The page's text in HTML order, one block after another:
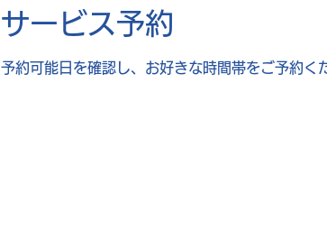
サービス予約
予約可能日を確認し、お好きな時間帯をご予約く